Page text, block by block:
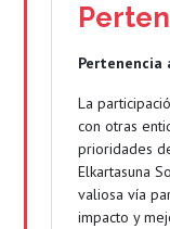
Pertenencia
La
con otras
prioridades
Elkartasuna
valiosa vía
impacto y